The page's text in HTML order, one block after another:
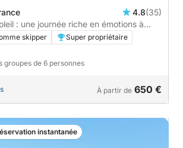
4.8(35)
: une journée riche en émotions à
à moteur
skipper
Super propriétaire
groupes de 6 personnes
À partir de 650 €
instantanée